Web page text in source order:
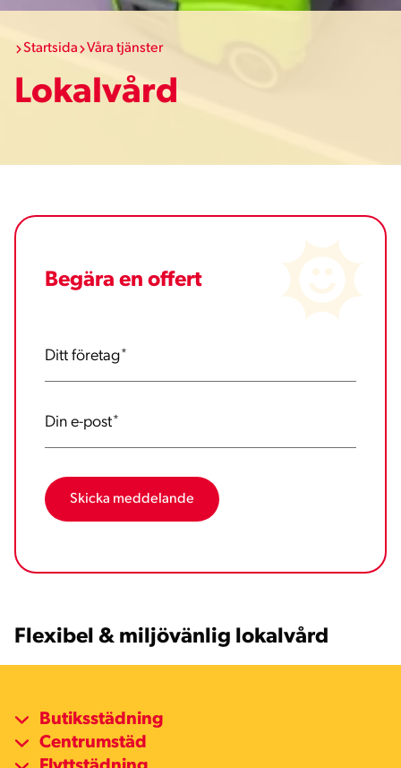
Startsida Våra tjänster
Lokalvård
Begära en offert
Ditt företag*
Din e-post*
Flexibel & miljövänlig lokalvård
Butiksstädning
Centrumstäd